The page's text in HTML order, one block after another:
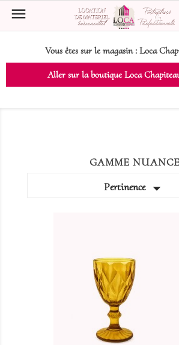
Vous êtes sur le magasin :Loca
Aller sur la boutique Loca

GAMME NUANCE
Pertinence 